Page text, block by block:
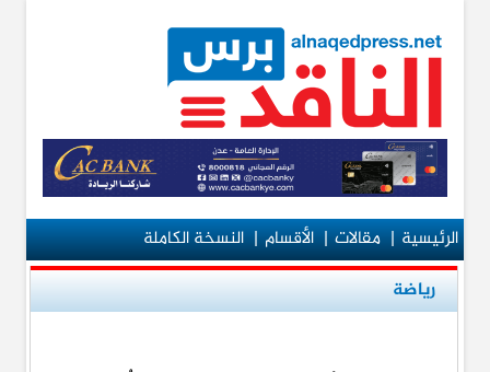
الرئيسية|مقالات|الأقسام|النسخة الكاملة
رياضة